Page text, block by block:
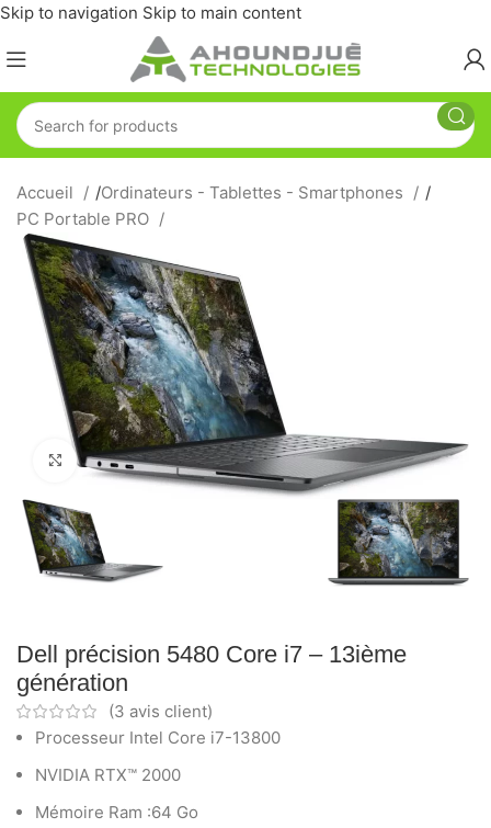
Skip to navigation Skip to main content
Accueil /Ordinateurs - Tablettes - Smartphones
/
PC Portable PRO
Click to enlarge
Dell précision 5480 Core i7 – 13ième
génération
(3 avis client)
Processeur Intel Core i7-13800
NVIDIA RTX™ 2000
Mémoire Ram :64 Go